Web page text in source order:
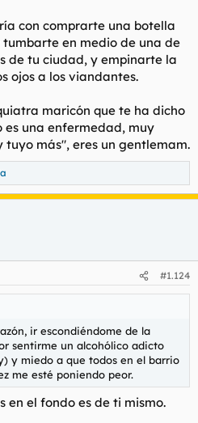
con comprarte una botella
en medio de una de
de tu ciudad, y empinarte la
ojos a los viandantes.
maricón que te ha dicho
es una enfermedad, muy
más", eres un gentlemam.
#1.124
ir escondiéndome de la
sentirme un alcohólico adicto
y miedo a que todos en el barrio
me esté poniendo peor.
en el fondo es de ti mismo.